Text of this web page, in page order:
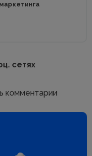
сетях
комментарии